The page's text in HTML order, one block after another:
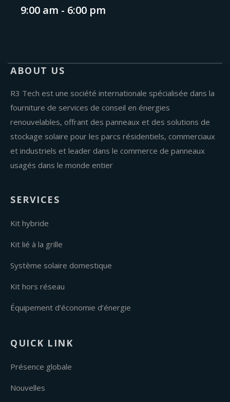
9:00 am - 6:00 pm
ABOUT US
R3 Tech est une société internationale spécialisée dans la
fourniture de services de conseil en énergies
renouvelables, offrant des panneaux et des solutions de
stockage solaire pour les parcs résidentiels, commerciaux
et industriels et leader dans le commerce de panneaux
usagés dans le monde entier
SERVICES
Kit hybride
Kit lié à la grille
Système solaire domestique
Kit hors réseau
Équipement d’économie d’énergie
QUICK LINK
Présence globale
Nouvelles